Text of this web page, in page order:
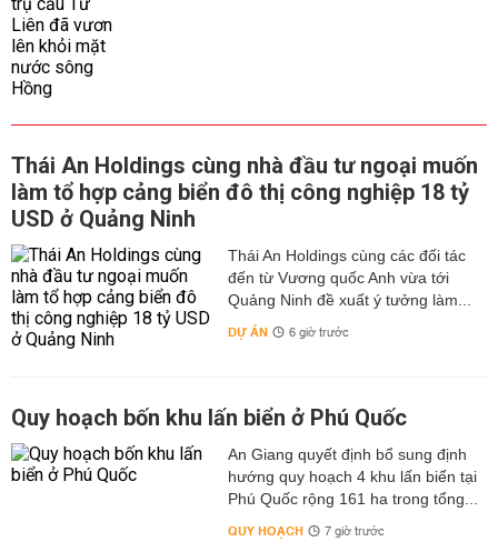
Thái An Holdings cùng nhà đầu tư ngoại muốn
làm tổ hợp cảng biển đô thị công nghiệp 18 tỷ
USD ở Quảng Ninh
Thái An Holdings cùng các đối tác
đến từ Vương quốc Anh vừa tới
Quảng Ninh đề xuất ý tưởng làm...
DỰ ÁN 6 giờ trước
Quy hoạch bốn khu lấn biển ở Phú Quốc
An Giang quyết định bổ sung định
hướng quy hoạch 4 khu lấn biển tại
Phú Quốc rộng 161 ha trong tổng...
QUY HOẠCH 7 giờ trước